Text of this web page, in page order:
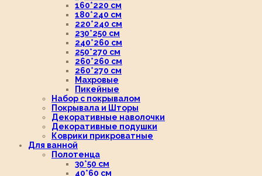
160*220 см
180*240 см
220*240 см
230*250 см
240*260 см
250*270 см
260*260 см
260*270 см
Махровые
Пикейные
Набор с покрывалом
Покрывала и Шторы
Декоративные наволочки
Декоративные подушки
Коврики прикроватные
Для ванной
Полотенца
30*50 см
40*60 см